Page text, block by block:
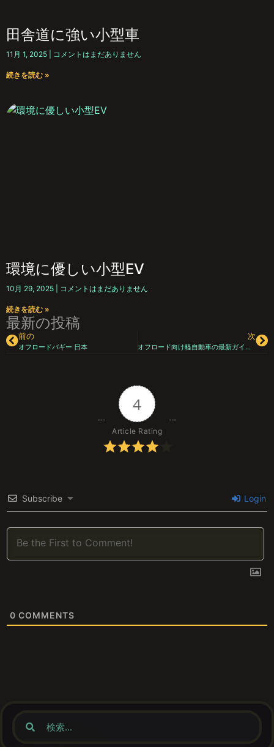
田舎道に強い小型車
11月 1, 2025 コメントはまだありません
続きを読む »
環境に優しい小型EV
10月 29, 2025 コメントはまだありません
続きを読む »
最新の投稿
前の
オフロードバギー 日本
次
オフロード向け軽自動車の最新ガイド：自然を駆け抜ける、最高の一台を探そう
4
Article Rating
Subscribe Login
0 COMMENTS